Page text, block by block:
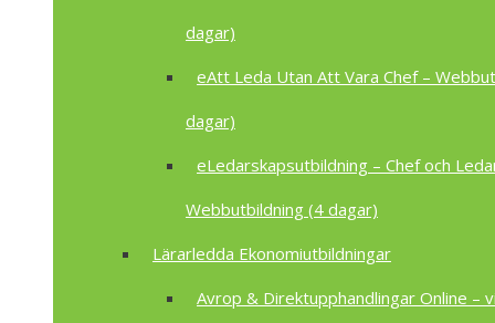
dagar)
eAtt Leda Utan Att Vara Chef –
dagar)
eLedarskapsutbildning – Chef och
Webbutbildning (4 dagar)
Lärarledda Ekonomiutbildningar
Avrop & Direktupphandlingar Online –